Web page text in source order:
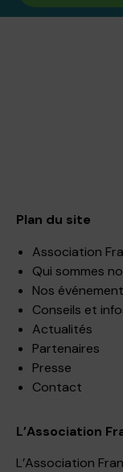
Plan du site
Association
Qui sommes
Nos
Conseils et
Actualités
Partenaires
Presse
Contact
L’Association
L’Association